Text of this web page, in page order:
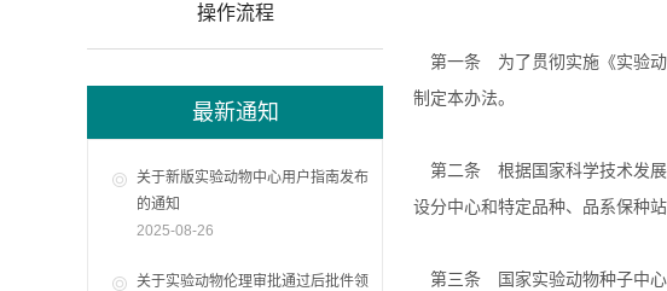
操作流程
最新通知
关于新版实验动物中心用户指南发布
的通知
2025-08-26
关于实验动物伦理审批通过后批件领
第一条 为了贯彻实施《实验动
制定本办法。
第二条 根据国家科学技术发展
设分中心和特定品种、品系保种站
第三条 国家实验动物种子中心